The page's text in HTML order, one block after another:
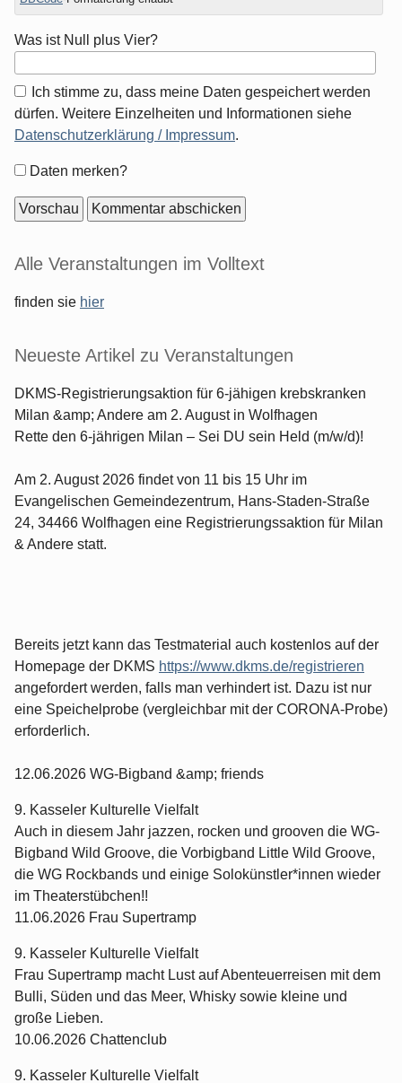
Was ist Null plus Vier?
Ich stimme zu, dass meine Daten gespeichert werden
dürfen. Weitere Einzelheiten und Informationen siehe
Datenschutzerklärung / Impressum.
Formular-
Daten merken?
Seitenleiste
Alle Veranstaltungen im Volltext
finden sie hier
Neueste Artikel zu Veranstaltungen
DKMS-Registrierungsaktion für 6-jähigen krebskranken
Milan &amp; Andere am 2. August in Wolfhagen
Rette den 6-jährigen Milan – Sei DU sein Held (m/w/d)!
Am 2. August 2026 findet von 11 bis 15 Uhr im
Evangelischen Gemeindezentrum, Hans-Staden-Straße
24, 34466 Wolfhagen eine Registrierungssaktion für Milan
& Andere statt.
Bereits jetzt kann das Testmaterial auch kostenlos auf der
Homepage der DKMS https://www.dkms.de/registrieren
angefordert werden, falls man verhindert ist. Dazu ist nur
eine Speichelprobe (vergleichbar mit der CORONA-Probe)
erforderlich.
12.06.2026 WG-Bigband &amp; friends
9. Kasseler Kulturelle Vielfalt
Auch in diesem Jahr jazzen, rocken und grooven die WG-
Bigband Wild Groove, die Vorbigband Little Wild Groove,
die WG Rockbands und einige Solokünstler*innen wieder
im Theaterstübchen!!
11.06.2026 Frau Supertramp
9. Kasseler Kulturelle Vielfalt
Frau Supertramp macht Lust auf Abenteuerreisen mit dem
Bulli, Süden und das Meer, Whisky sowie kleine und
große Lieben.
10.06.2026 Chattenclub
9. Kasseler Kulturelle Vielfalt